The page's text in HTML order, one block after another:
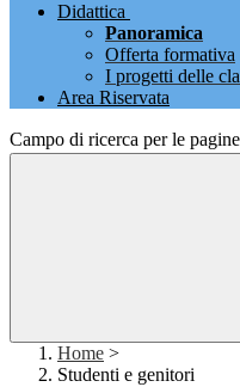
Didattica
Panoramica
Offerta formativa
I progetti delle
Area Riservata
Campo di ricerca per le
Home >
Studenti e genitori